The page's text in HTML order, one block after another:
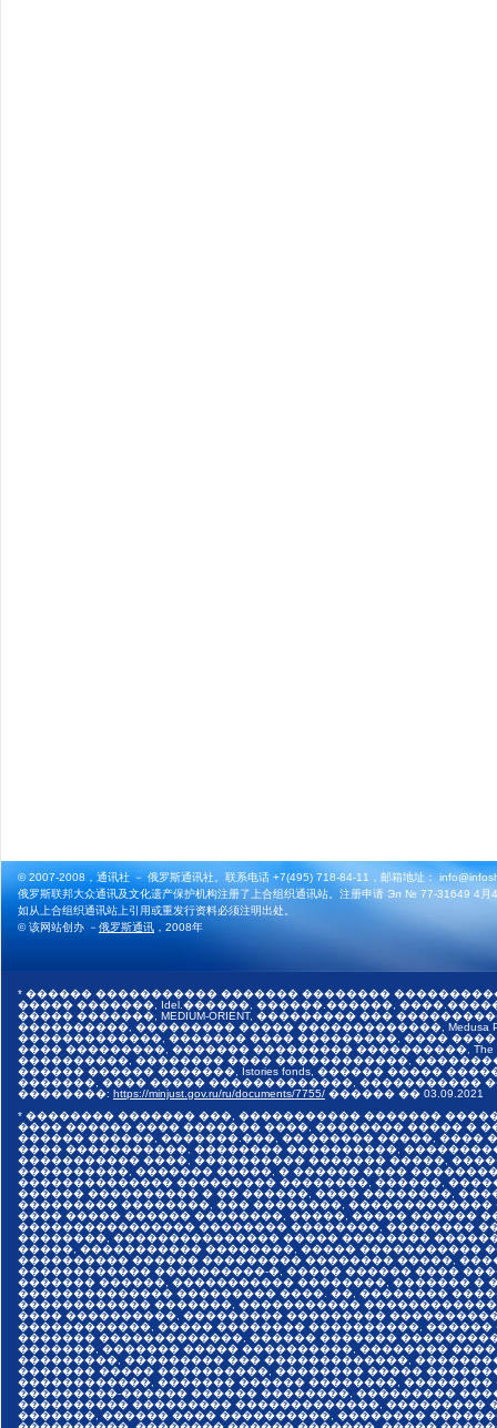
© 2007-2008，通讯社 － 俄罗斯通讯社。联系电话 +7(495) 718-84-11，邮箱地址：
俄罗斯联邦大众通讯及文化遗产保护机构注册了上合组织通讯站。注册申请 Эл № 77-31649 4月
如从上合组织通讯站上引用或重发行资料必须注明出处。
© 该网站创办 －俄罗斯通讯 ，2008年
* ������ ����������� ������� ��������
����� �������, Idel.������, ������.������,
����� �������, MEDIUM-ORIENT, ��������� ���
����������, ��������� ����� �������������, Medusa
�������������, ������� ���� ���������, ����
���� ���������, ������� ��������� ����������,
����������, �������� ���� ������������,
������ ������ �������, Istories fonds, ������ �����
�������, ���� ����� �������������, �����������
��������: https://minjust.gov.ru/ru/documents/7755/ ������ �� 03.09.2021
* �������� ������� ���, ����������� �������
���� ������ ���� ������� ����, �������� ����� �
������ ������, �������.���, �� ������ �����,
���� �����������, �������� ����������,
����������� ����, ���������� ������� �����,
����������, ������� �����, � ������ ����
�������������� ��������� ��������, ������,
������ ���������� � �� ������, ���� ��������,
��������� ��������, ��� ��������,
���� ����� ������ ��������, �����, ����� ������
���������������� �������� ��������, ��������
��������, ��������������� ����� ��������
�����, ����������� ��������, ����� �����������
���������� ������ ��������� �������� �����,
������������ ����������-�, ����� ������ ����
������� ������, ����������� ��������, �������
�������������� ��������� ����. ��, ��������
������������ �������, �����������
���� ����������, ��������� ���������
������������, ����� �������� ����������,
������� �������������, ������ �������
�������, ������� ����� ����������, ��������
���������, ��������� ��� �������������,
������� ����� ����������, �������� �����
������������, ������� ������ ��������,
���������-������ ������ ��������, ���������
���������� ��������� �������������, ���������
�������, ������ ���� ����������, ��������